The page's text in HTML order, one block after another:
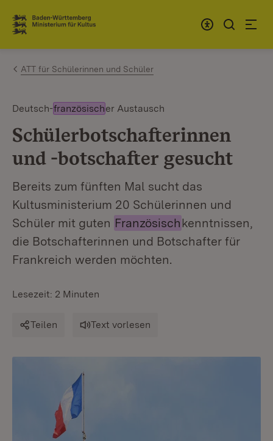
Zum Inhalt springen
Link zur Startseite
ATT für Schülerinnen und Schüler
Deutsch-französischer Austausch
Schülerbotschafterinnen
und -botschafter gesucht
Bereits zum fünften Mal sucht das
Kultusministerium 20 Schülerinnen und
Schüler mit guten Französischkenntnissen,
die Botschafterinnen und Botschafter für
Frankreich werden möchten.
Lesezeit: 2 Minuten
Teilen Text vorlesen